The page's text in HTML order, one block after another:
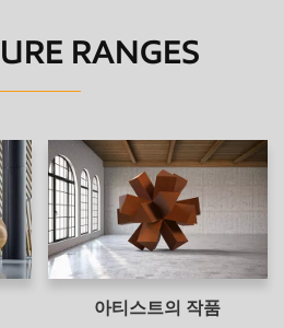
속, 수지 등을 포함한 다양한 재료
한 조각품을 사용자 정의 할 수 있
고 감사하도록 영감을 줄 수 있습
또는 기관이든, 고유 한 조각품
우 전문적이고 포괄적 인 서비스
리의 목표는 당신의 아이디어를
멋진 예술 작품을 만드는 것입니
한 예술적 아름다움을 만들어 보
RANGES
아티스트의 작품